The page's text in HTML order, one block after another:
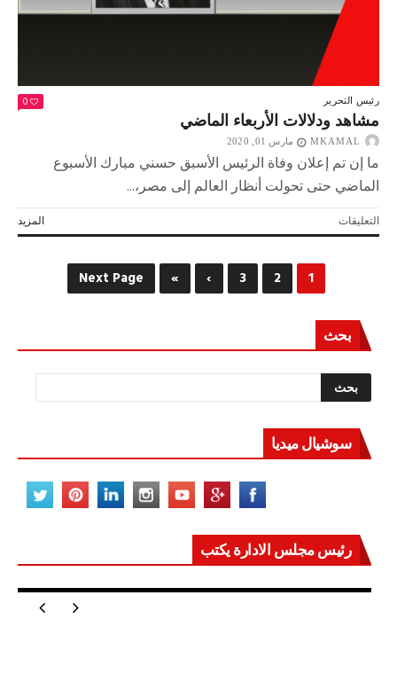
مغلقة
رئيس التحرير 0
مشاهد ودلالات الأربعاء الماضي
MKAMAL مارس 01, 2020
ما إن تم إعلان وفاة الرئيس الأسبق حسني مبارك الأسبوع
الماضي حتى تحولت أنظار العالم إلى مصر،...
المزيد التعليقاتعلى
مشاهد
Next Page
بحث
سوشيال ميديا
رئيس مجلس الادارة يكتب
مصر تعيد للعالم اتزانه